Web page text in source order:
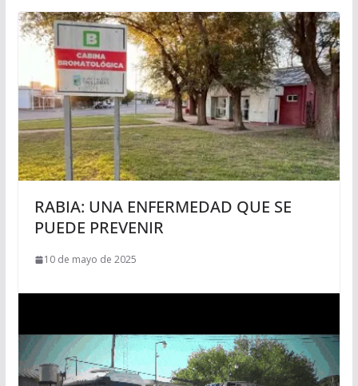
RABIA: UNA ENFERMEDAD QUE SE
PUEDE PREVENIR
10 de mayo de 2025